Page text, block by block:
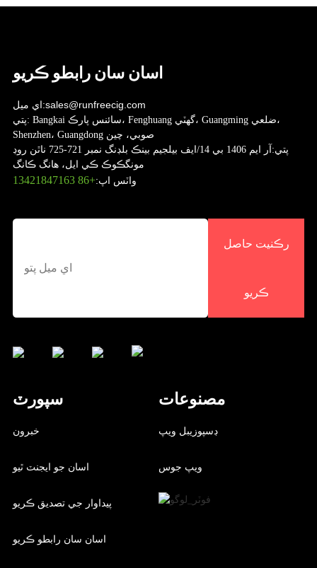
اسان سان رابطو ڪريو
اي ميل:sales@runfreecig.com
پتي: Bangkai سائنس پارڪ، Fenghuang گهٽي، Guangming ضلعي،
Shenzhen، Guangdong صوبي، چين
پتي:
آر ايم 1406 بي 14/ايف بيلجيم بينڪ بلڊنگ نمبر 721-725 ناٿن روڊ
مونگڪوڪ ڪي ايل، هانگ ڪانگ
واٽس اپ:+86 13421847163
رڪنيت حاصل
ڪريو
سپورٽ
خبرون
اسان جو ايجنٽ ٿيو
پيداوار جي تصديق ڪريو
اسان سان رابطو ڪريو
مصنوعات
ڊسپوزيبل ويپ
ويپ جوس